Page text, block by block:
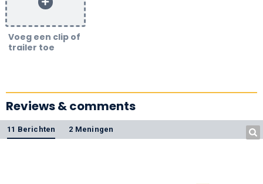
Voeg een clip of
trailer toe
Reviews & comments
11 Berichten 2 Meningen